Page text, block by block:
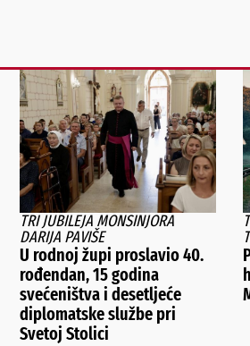
TRI JUBILEJA MONSINJORA
DARIJA PAVIŠE
U rodnoj župi proslavio 40.
rođendan, 15 godina
svećeništva i desetljeće
diplomatske službe pri
Svetoj Stolici